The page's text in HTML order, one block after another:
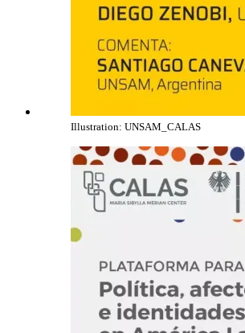
Illustration: UNSAM_CALAS